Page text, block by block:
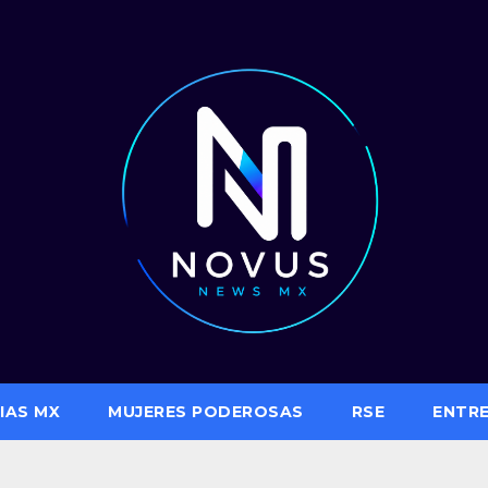
MX MUJERES PODEROSAS RSE